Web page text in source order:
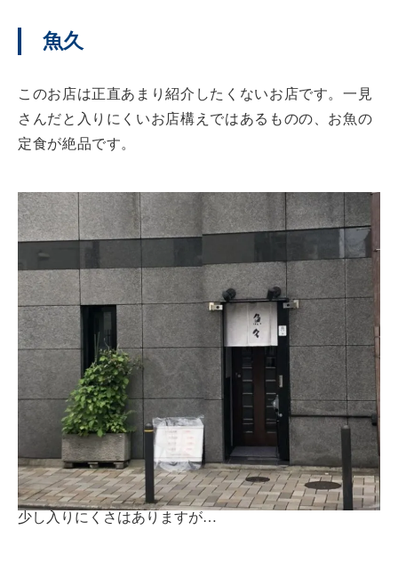
魚久
このお店は正直あまり紹介したくないお店です。一見
さんだと入りにくいお店構えではあるものの、お魚の
定食が絶品です。
少し入りにくさはありますが…